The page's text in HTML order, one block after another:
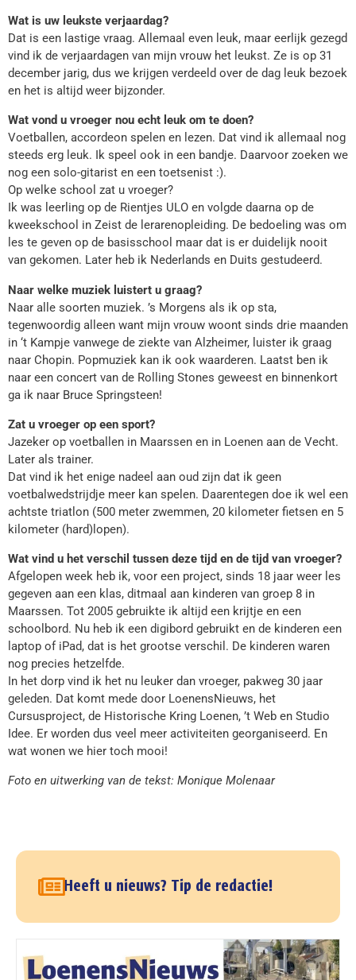
Wat is uw leukste verjaardag?
Dat is een lastige vraag. Allemaal even leuk, maar eerlijk gezegd
vind ik de verjaardagen van mijn vrouw het leukst. Ze is op 31
december jarig, dus we krijgen verdeeld over de dag leuk bezoek
en het is altijd weer bijzonder.
Wat vond u vroeger nou echt leuk om te doen?
Voetballen, accordeon spelen en lezen. Dat vind ik allemaal nog
steeds erg leuk. Ik speel ook in een bandje. Daarvoor zoeken we
nog een solo-gitarist en een toetsenist :).
Op welke school zat u vroeger?
Ik was leerling op de Rientjes ULO en volgde daarna op de
kweekschool in Zeist de lerarenopleiding. De bedoeling was om
les te geven op de basisschool maar dat is er duidelijk nooit
van gekomen. Later heb ik Nederlands en Duits gestudeerd.
Naar welke muziek luistert u graag?
Naar alle soorten muziek. ’s Morgens als ik op sta,
tegenwoordig alleen want mijn vrouw woont sinds drie maanden
in ‘t Kampje vanwege de ziekte van Alzheimer, luister ik graag
naar Chopin. Popmuziek kan ik ook waarderen. Laatst ben ik
naar een concert van de Rolling Stones geweest en binnenkort
ga ik naar Bruce Springsteen!
Zat u vroeger op een sport?
Jazeker op voetballen in Maarssen en in Loenen aan de Vecht.
Later als trainer.
Dat vind ik het enige nadeel aan oud zijn dat ik geen
voetbalwedstrijdje meer kan spelen. Daarentegen doe ik wel een
achtste triatlon (500 meter zwemmen, 20 kilometer fietsen en 5
kilometer (hard)lopen).
Wat vind u het verschil tussen deze tijd en de tijd van vroeger?
Afgelopen week heb ik, voor een project, sinds 18 jaar weer les
gegeven aan een klas, ditmaal aan kinderen van groep 8 in
Maarssen. Tot 2005 gebruikte ik altijd een krijtje en een
schoolbord. Nu heb ik een digibord gebruikt en de kinderen een
laptop of iPad, dat is het grootse verschil. De kinderen waren
nog precies hetzelfde.
In het dorp vind ik het nu leuker dan vroeger, pakweg 30 jaar
geleden. Dat komt mede door LoenensNieuws, het
Cursusproject, de Historische Kring Loenen, ’t Web en Studio
Idee. Er worden dus veel meer activiteiten georganiseerd. En
wat wonen we hier toch mooi!
Foto en uitwerking van de tekst: Monique Molenaar
Heeft u nieuws? Tip de redactie!